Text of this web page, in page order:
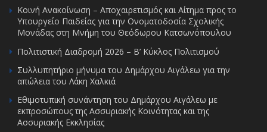
Κοινή Ανακοίνωση – Αποχαιρετισμός και Αίτημα προς το
Υπουργείο Παιδείας για την Ονοματοδοσία Σχολικής
Μονάδας στη Μνήμη του Θεόδωρου Κατσωνόπουλου
Πολιτιστική Διαδρομή 2026 – Β’ Κύκλος Πολιτισμού
Συλλυπητήριο μήνυμα του Δημάρχου Αιγάλεω για την
απώλεια του Λάκη Χαλκιά
Εθιμοτυπική συνάντηση του Δημάρχου Αιγάλεω με
εκπροσώπους της Ασσυριακής Κοινότητας και της
Ασσυριακής Εκκλησίας